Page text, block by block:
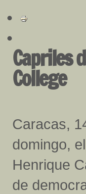
Capriles
College
Caracas,
domingo,
Henrique
de